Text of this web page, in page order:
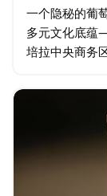
一个隐秘的葡
多元文化底蕴
培拉中央商务
Wamboin 的